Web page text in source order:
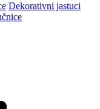
Dekorativni jastuci